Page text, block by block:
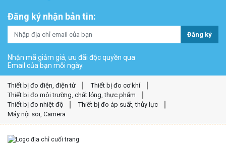
Đăng ký nhận bản tin:
Đăng ký
Nhận mã giảm giá, ưu đãi độc quyền qua
Email của bạn mỗi ngày.
Thiết bị đo điện, điện tử
Thiết bị đo cơ khí
Thiết bị đo môi trường, chất lỏng, thực phẩm
Thiết bị đo nhiệt độ
Thiết bị đo áp suất, thủy lực
Máy nội soi, Camera